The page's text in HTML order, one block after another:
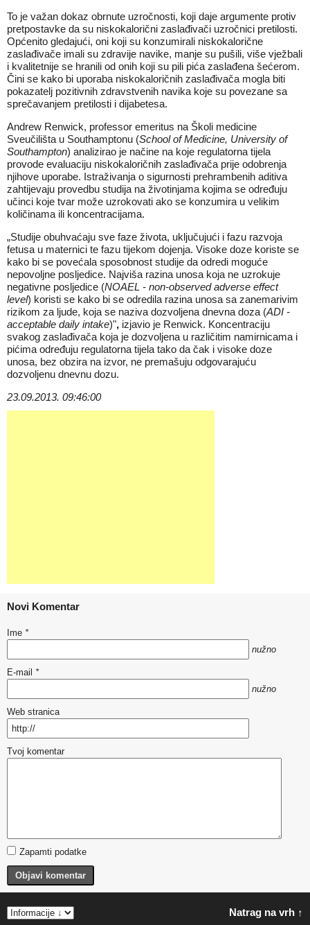
To je važan dokaz obrnute uzročnosti, koji daje argumente protiv
pretpostavke da su niskokalorični zaslađivači uzročnici pretilosti.
Općenito gledajući, oni koji su konzumirali niskokalorične
zaslađivače imali su zdravije navike, manje su pušili, više vježbali
i kvalitetnije se hranili od onih koji su pili pića zaslađena šećerom.
Čini se kako bi uporaba niskokaloričnih zaslađivača mogla biti
pokazatelj pozitivnih zdravstvenih navika koje su povezane sa
sprečavanjem pretilosti i dijabetesa.
Andrew Renwick, professor emeritus na Školi medicine
Sveučilišta u Southamptonu (School of Medicine, University of
Southampton) analizirao je načine na koje regulatorna tijela
provode evaluaciju niskokaloričnih zaslađivača prije odobrenja
njihove uporabe. Istraživanja o sigurnosti prehrambenih aditiva
zahtijevaju provedbu studija na životinjama kojima se određuju
učinci koje tvar može uzrokovati ako se konzumira u velikim
količinama ili koncentracijama.
„Studije obuhvaćaju sve faze života, uključujući i fazu razvoja
fetusa u maternici te fazu tijekom dojenja. Visoke doze koriste se
kako bi se povećala sposobnost studije da odredi moguće
nepovoljne posljedice. Najviša razina unosa koja ne uzrokuje
negativne posljedice (NOAEL - non-observed adverse effect
level) koristi se kako bi se odredila razina unosa sa zanemarivim
rizikom za ljude, koja se naziva dozvoljena dnevna doza (ADI -
acceptable daily intake)", izjavio je Renwick. Koncentraciju
svakog zaslađivača koja je dozvoljena u različitim namirnicama i
pićima određuju regulatorna tijela tako da čak i visoke doze
unosa, bez obzira na izvor, ne premašuju odgovarajuću
dozvoljenu dnevnu dozu.
23.09.2013. 09:46:00
Novi Komentar
Ime *
nužno
E-mail *
nužno
Web stranica
Tvoj komentar
Zapamti podatke
Objavi komentar
Natrag na vrh ↑